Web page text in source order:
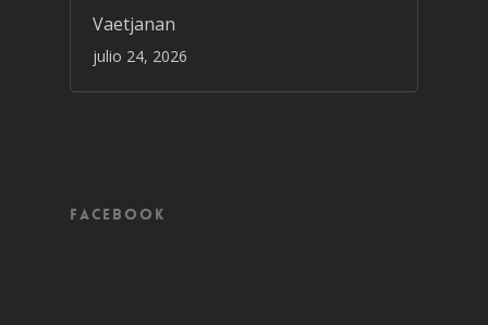
Vaetjanan
julio 24, 2026
Facebook